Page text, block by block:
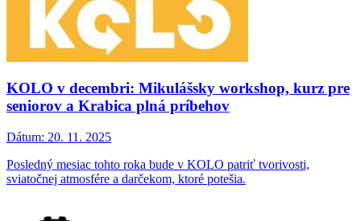
KOLO v decembri: Mikulášsky workshop, kurz pre
seniorov a Krabica plná príbehov
Dátum: 20. 11. 2025
Posledný mesiac tohto roka bude v KOLO patriť tvorivosti,
sviatočnej atmosfére a darčekom, ktoré potešia.